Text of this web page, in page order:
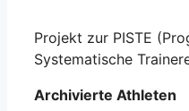
Projekt zur PISTE
Systematische
Archivierte Athleten